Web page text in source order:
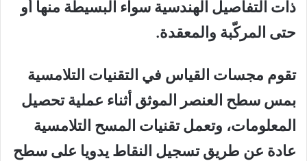
ذات التفاصيل الهندسية سواء البسيطة منها أو
حتى المركّبة والمعقدة.
تقوم مجسات القياس في التقنيات التلامسية
بمس سطح العنصر الموثق أثناء عملية تحصيل
المعلومات، وتعمل تقنيات المسح التلامسية
عادة عن طريق تسجيل النقاط يدويا على سطح